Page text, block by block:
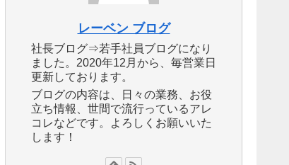
レーベン ブログ
社長ブログ⇒若手社員ブログになり
ました。2020年12月から、毎営業日
更新しております。
ブログの内容は、日々の業務、お役
立ち情報、世間で流行っているアレ
コレなどです。よろしくお願いいた
します！